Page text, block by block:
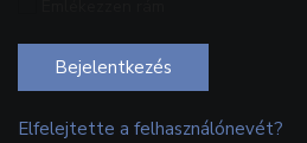
Bejelentkezés
Elfelejtette a felhasználónevét?